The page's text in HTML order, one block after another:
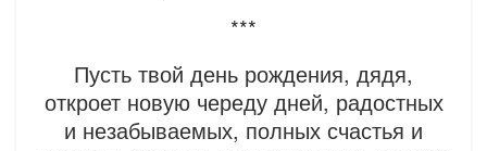
***
Пусть твой день рождения, дядя,
откроет новую череду дней, радостных
и незабываемых, полных счастья и